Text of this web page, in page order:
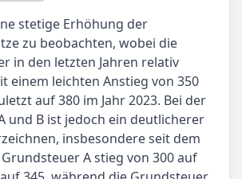
stetige Erhöhung der
zu beobachten, wobei die
in den letzten Jahren relativ
einem leichten Anstieg von 350
auf 380 im Jahr 2023. Bei der
und B ist jedoch ein deutlicherer
insbesondere seit dem
Grundsteuer A stieg von 300 auf